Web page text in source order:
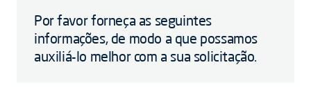
Por favor forneça as seguintes
informações, de modo a que possamos
auxiliá-lo melhor com a sua solicitação.